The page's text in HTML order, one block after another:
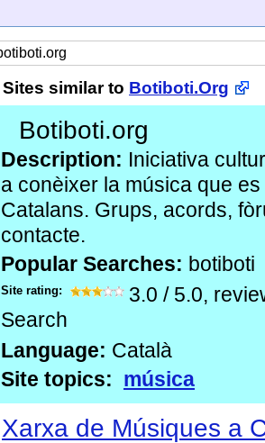
Sites similar to Botiboti.Org
Botiboti.org
Description: Iniciativa
a conèixer la música que
Catalans. Grups, acords,
contacte.
Popular Searches: botiboti
Site rating: 3.0 / 5.0,
Search
Language: Català
Site topics: música
Xarxa de Músiques a